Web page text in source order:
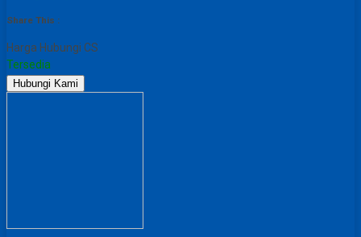
Share This :
Harga Hubungi CS
Tersedia
Hubungi Kami